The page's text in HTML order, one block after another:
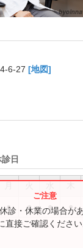
6-27 [地図]
日
● ● ● ●
診・休業の場合が
直接ご確認ください